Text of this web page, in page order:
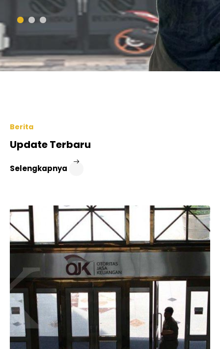
Berita
Update Terbaru
Selengkapnya